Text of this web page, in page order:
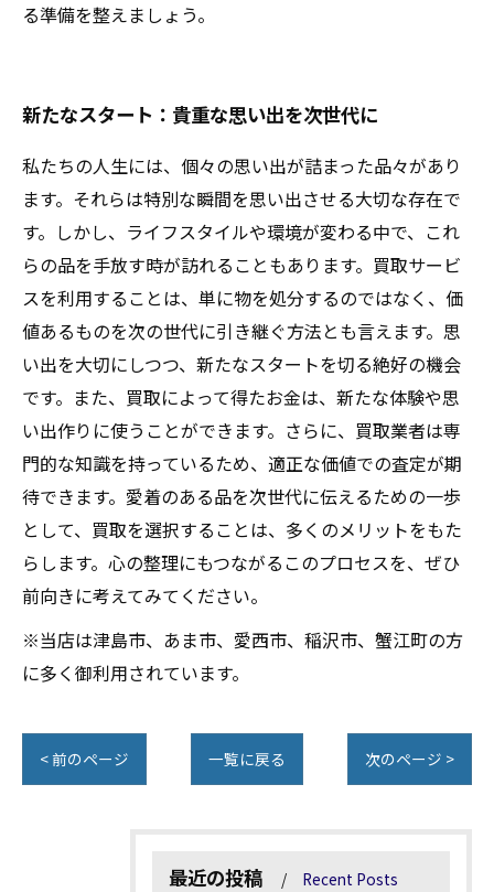
る準備を整えましょう。
新たなスタート：貴重な思い出を次世代に
私たちの人生には、個々の思い出が詰まった品々があり
ます。それらは特別な瞬間を思い出させる大切な存在で
す。しかし、ライフスタイルや環境が変わる中で、これ
らの品を手放す時が訪れることもあります。買取サービ
スを利用することは、単に物を処分するのではなく、価
値あるものを次の世代に引き継ぐ方法とも言えます。思
い出を大切にしつつ、新たなスタートを切る絶好の機会
です。また、買取によって得たお金は、新たな体験や思
い出作りに使うことができます。さらに、買取業者は専
門的な知識を持っているため、適正な価値での査定が期
待できます。愛着のある品を次世代に伝えるための一歩
として、買取を選択することは、多くのメリットをもた
らします。心の整理にもつながるこのプロセスを、ぜひ
前向きに考えてみてください。
※当店は津島市、あま市、愛西市、稲沢市、蟹江町の方
に多く御利用されています。
< 前のページ 一覧に戻る 次のページ >
最近の投稿 Recent Posts